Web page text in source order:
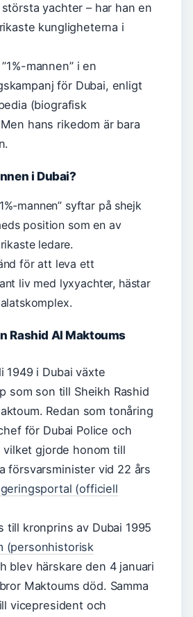
yachter – har han en
kungligheterna i
mannen” i en
för Dubai, enligt
(biografisk
hans rikedom är bara
i Dubai?
mannen” syftar på shejk
position som en av
ledare.
för att leva ett
liv med lyxyachter, hästar
Rashid Al Maktoums
1949 i Dubai växte
som son till Sheikh Rashid
Redan som tonåring
för Dubai Police och
vilket gjorde honom till
försvarsminister vid 22 års
(officiell
till kronprins av Dubai 1995
(personhistorisk
blev härskare den 4 januari
Maktoums död. Samma
vicepresident och